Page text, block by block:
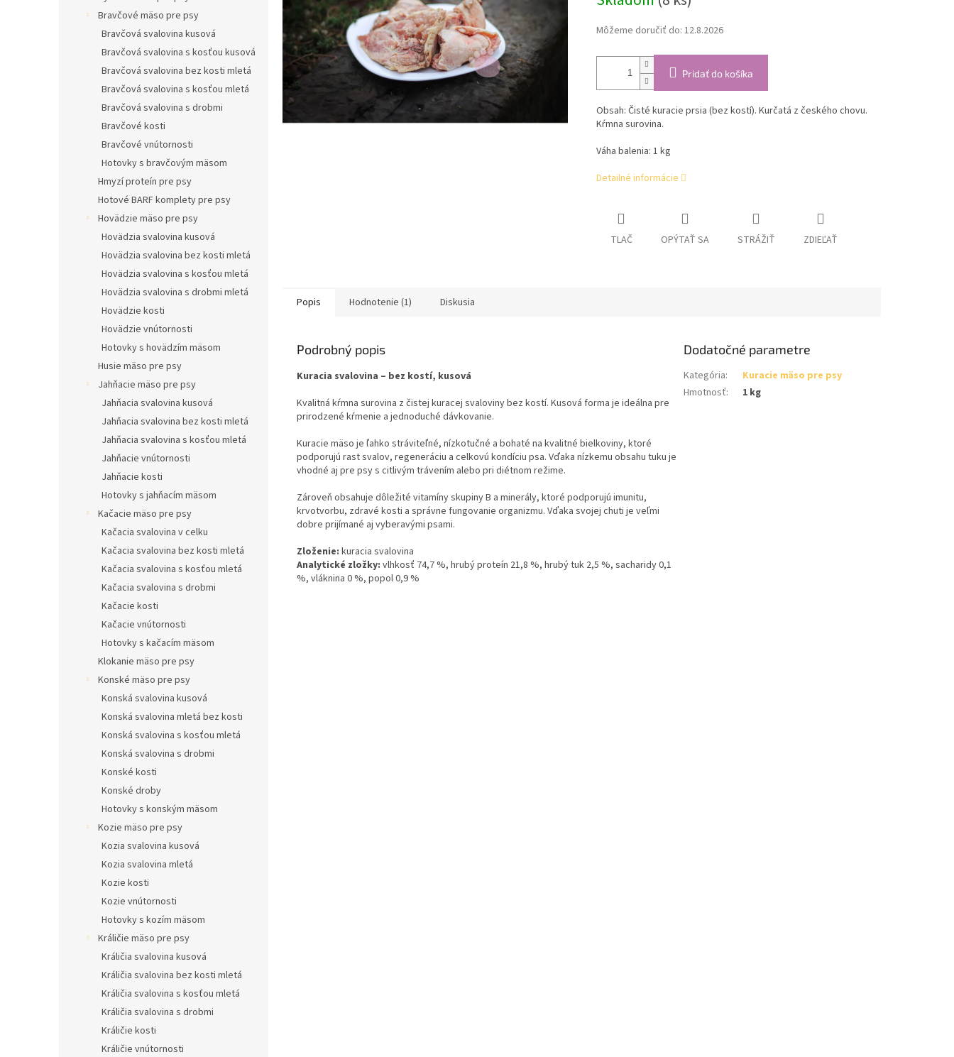
Bravčové mäso pre psy
Bravčová svalovina kusová
Bravčová svalovina s kosťou kusová
Bravčová svalovina bez kosti mletá
Bravčová svalovina s kosťou mletá
Bravčová svalovina s drobmi
Bravčové kosti
Bravčové vnútornosti
Hotovky s bravčovým mäsom
Hmyzí proteín pre psy
Hotové BARF komplety pre psy
Hovädzie mäso pre psy
Hovädzia svalovina kusová
Hovädzia svalovina bez kosti mletá
Hovädzia svalovina s kosťou mletá
Hovädzia svalovina s drobmi mletá
Hovädzie kosti
Hovädzie vnútornosti
Hotovky s hovädzím mäsom
Husie mäso pre psy
Jahňacie mäso pre psy
Jahňacia svalovina kusová
Jahňacia svalovina bez kosti mletá
Jahňacia svalovina s kosťou mletá
Jahňacie vnútornosti
Jahňacie kosti
Hotovky s jahňacím mäsom
Kačacie mäso pre psy
Kačacia svalovina v celku
Kačacia svalovina bez kosti mletá
Kačacia svalovina s kosťou mletá
Kačacia svalovina s drobmi
Kačacie kosti
Kačacie vnútornosti
Hotovky s kačacím mäsom
Klokanie mäso pre psy
Konské mäso pre psy
Konská svalovina kusová
Konská svalovina mletá bez kosti
Konská svalovina s kosťou mletá
Konská svalovina s drobmi
Konské kosti
Konské droby
Hotovky s konským mäsom
Kozie mäso pre psy
Kozia svalovina kusová
Kozia svalovina mletá
Kozie kosti
Kozie vnútornosti
Hotovky s kozím mäsom
Králičie mäso pre psy
Králičia svalovina kusová
Králičia svalovina bez kosti mletá
Králičia svalovina s kosťou mletá
Králičia svalovina s drobmi
Králičie kosti
Králičie vnútornosti
Môžeme doručiť do: 12.8.2026
Pridať do košíka
Obsah: Čisté kuracie prsia (bez kostí). Kurčatá z českého chovu.
Kŕmna surovina.
Váha balenia: 1 kg
Detailné informácie
TLAČ OPÝTAŤ SA STRÁŽIŤ ZDIEĽAŤ
Popis Hodnotenie (1) Diskusia
Podrobný popis
Kuracia svalovina – bez kostí, kusová
Kvalitná kŕmna surovina z čistej kuracej svaloviny bez kostí. Kusová forma je ideálna pre
prirodzené kŕmenie a jednoduché dávkovanie.
Kuracie mäso je ľahko stráviteľné, nízkotučné a bohaté na kvalitné bielkoviny, ktoré
podporujú rast svalov, regeneráciu a celkovú kondíciu psa. Vďaka nízkemu obsahu tuku je
vhodné aj pre psy s citlivým trávením alebo pri diétnom režime.
Zároveň obsahuje dôležité vitamíny skupiny B a minerály, ktoré podporujú imunitu,
krvotvorbu, zdravé kosti a správne fungovanie organizmu. Vďaka svojej chuti je veľmi
dobre prijímané aj vyberavými psami.
Zloženie: kuracia svalovina
Analytické zložky: vlhkosť 74,7 %, hrubý proteín 21,8 %, hrubý tuk 2,5 %, sacharidy 0,1
%, vláknina 0 %, popol 0,9 %
Dodatočné parametre
Kategória:
Kuracie mäso pre psy
Hmotnosť: 1 kg